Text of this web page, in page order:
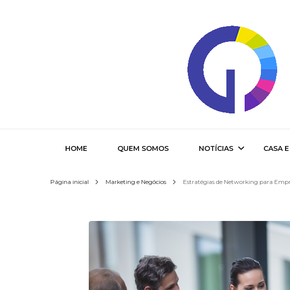
Gazeta
HOME QUEM SOMOS NOTÍCIAS
Assuntos gerais
Entretenimento
CASA
Página inicial Marketing e Negócios Estratégias de Networking para